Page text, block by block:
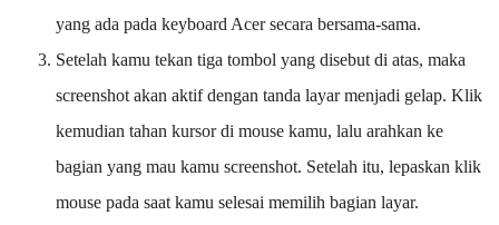
yang ada pada keyboard Acer secara bersama-sama.
Setelah kamu tekan tiga tombol yang disebut di atas, maka
screenshot akan aktif dengan tanda layar menjadi gelap. Klik
kemudian tahan kursor di mouse kamu, lalu arahkan ke
bagian yang mau kamu screenshot. Setelah itu, lepaskan klik
mouse pada saat kamu selesai memilih bagian layar.